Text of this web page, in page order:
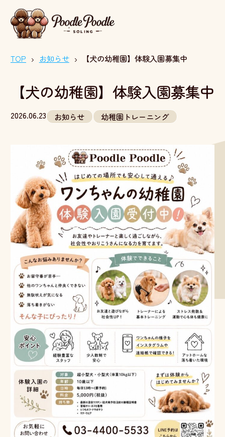
TOP お知らせ 【犬の幼稚園】体験入園募集中
【犬の幼稚園】体験入園募集中
2026.06.23 お知らせ 幼稚園トレーニング